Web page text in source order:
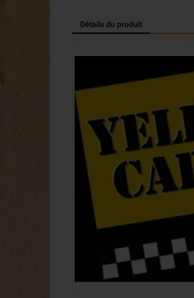
Détails du produit